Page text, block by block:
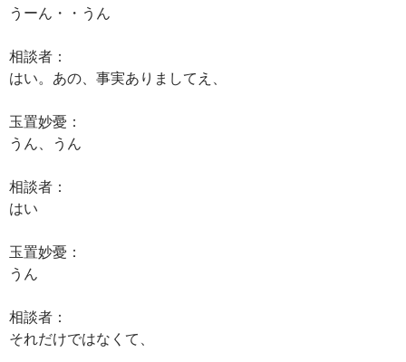
うーん・・うん
相談者：
はい。あの、事実ありましてえ、
玉置妙憂：
うん、うん
相談者：
はい
玉置妙憂：
うん
相談者：
それだけではなくて、